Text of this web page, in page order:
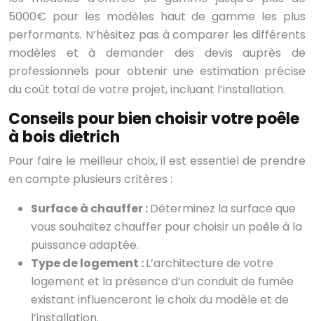
5000€ pour les modèles haut de gamme les plus
performants. N’hésitez pas à comparer les différents
modèles et à demander des devis auprès de
professionnels pour obtenir une estimation précise
du coût total de votre projet, incluant l’installation.
Conseils pour bien choisir votre poêle
à bois dietrich
Pour faire le meilleur choix, il est essentiel de prendre
en compte plusieurs critères :
Surface à chauffer :Déterminez la surface que
vous souhaitez chauffer pour choisir un poêle à la
puissance adaptée.
Type de logement :L’architecture de votre
logement et la présence d’un conduit de fumée
existant influenceront le choix du modèle et de